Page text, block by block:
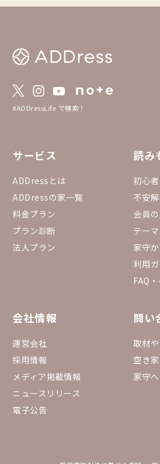
#ADDressLife で検索！
サービス
ADDressとは
ADDressの家一覧
料金プラン
プラン診断
法人プラン
読み
初心
不安
会員
テー
家守
利用
FAQ
会社情報
運営会社
採用情報
メディア掲載情報
ニュースリリース
電子公告
問い
取材
空き
家守